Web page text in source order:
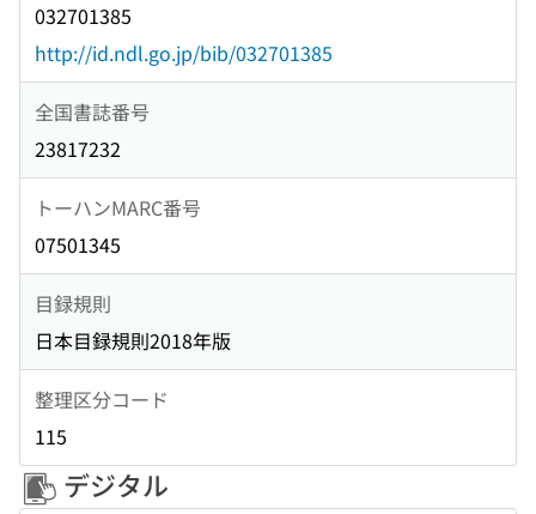
032701385
http://id.ndl.go.jp/bib/032701385
全国書誌番号
23817232
トーハンMARC番号
07501345
目録規則
日本目録規則2018年版
整理区分コード
115
デジタル